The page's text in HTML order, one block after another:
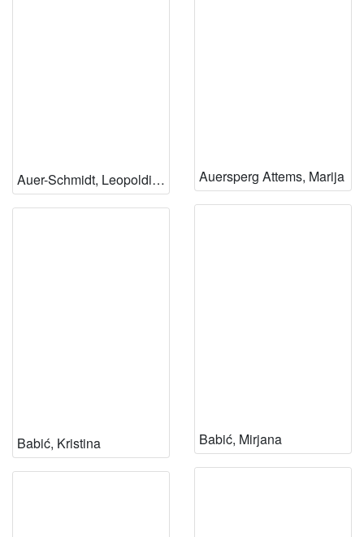
Auer-Schmidt, Leopoldina Auersperg Attems, Marija
Babić, Kristina Babić, Mirjana